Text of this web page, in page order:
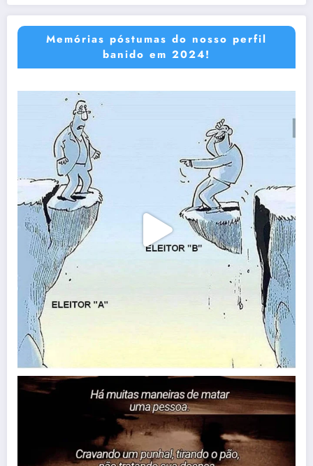
Memórias póstumas do nosso perfil
banido em 2024!